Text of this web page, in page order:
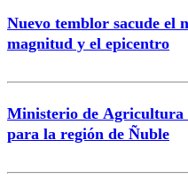
Nuevo temblor sacude el
magnitud y el epicentro
Ministerio de Agricultura
para la región de Ñuble